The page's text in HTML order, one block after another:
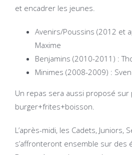
et encadrer les jeunes.
Avenirs/Poussins (2012 et
Maxime
Benjamins (2010-2011) :
Minimes (2008-2009) : Sven
Un repas sera aussi proposé sur
burger+frites+boisson.
L’après-midi, les Cadets, Juniors,
s’affronteront ensemble sur des